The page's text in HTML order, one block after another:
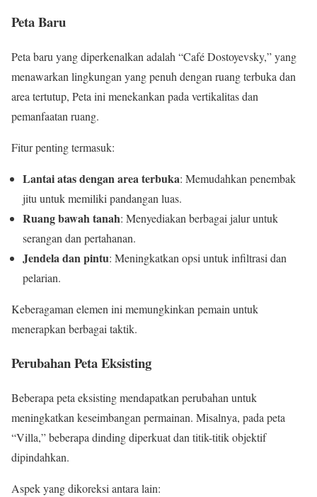
Peta Baru
Peta baru yang diperkenalkan adalah “Café Dostoyevsky,” yang
menawarkan lingkungan yang penuh dengan ruang terbuka dan
area tertutup, Peta ini menekankan pada vertikalitas dan
pemanfaatan ruang.
Fitur penting termasuk:
Lantai atas dengan area terbuka: Memudahkan penembak
jitu untuk memiliki pandangan luas.
Ruang bawah tanah: Menyediakan berbagai jalur untuk
serangan dan pertahanan.
Jendela dan pintu: Meningkatkan opsi untuk infiltrasi dan
pelarian.
Keberagaman elemen ini memungkinkan pemain untuk
menerapkan berbagai taktik.
Perubahan Peta Eksisting
Beberapa peta eksisting mendapatkan perubahan untuk
meningkatkan keseimbangan permainan. Misalnya, pada peta
“Villa,” beberapa dinding diperkuat dan titik-titik objektif
dipindahkan.
Aspek yang dikoreksi antara lain: